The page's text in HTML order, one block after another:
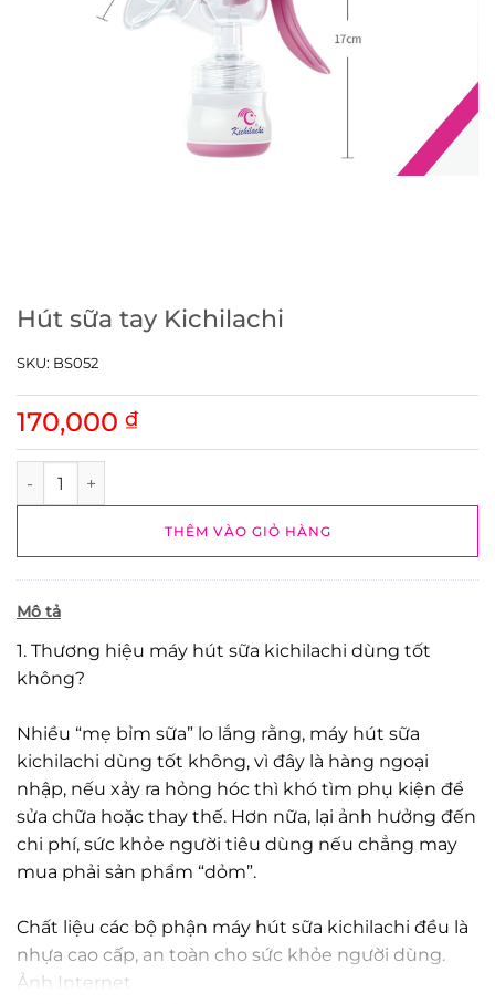
Hút sữa tay Kichilachi
170,000 ₫
Hút sữa tay Kichilachi số lượng
THÊM VÀO GIỎ HÀNG
SKU: BS052
Mô tả
1. Thương hiệu máy hút sữa kichilachi dùng tốt
không?
Nhiều “mẹ bỉm sữa” lo lắng rằng, máy hút sữa
kichilachi dùng tốt không, vì đây là hàng ngoại
nhập, nếu xảy ra hỏng hóc thì khó tìm phụ kiện để
sửa chữa hoặc thay thế. Hơn nữa, lại ảnh hưởng đến
chi phí, sức khỏe người tiêu dùng nếu chẳng may
mua phải sản phẩm “dỏm”.
Chất liệu các bộ phận máy hút sữa kichilachi đều là
nhựa cao cấp, an toàn cho sức khỏe người dùng.
Ảnh Internet